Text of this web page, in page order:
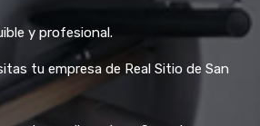
y profesional.
tu empresa de Real Sitio de San